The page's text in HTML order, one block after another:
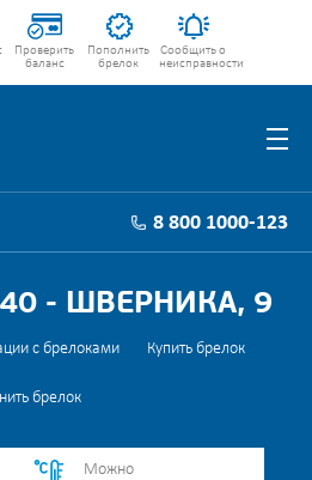
Проверить
баланс
Пополнить
брелок
Сообщить о
неисправности
8 800 1000-123
- ШВЕРНИКА, 9
с брелоками Купить брелок
брелок
Можно